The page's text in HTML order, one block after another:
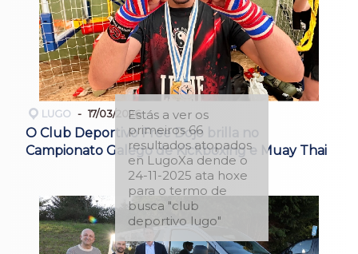
LUGO 17/03/2026
O Club Deportivo Free Dojo brilla no
Campionato Galego de Kickboxing e Muay Thai
Estás a ver os
primeiros 66
resultados atopados
en LugoXa dende o
24-11-2025 ata hoxe
para o termo de
busca "club
deportivo lugo"